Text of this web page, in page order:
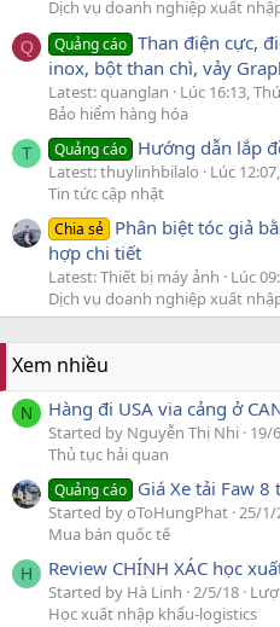
Dịch vụ doanh nghiệp xuất
Q Quảng cáo Than điện cực,
inox, bột than chì, vảy
Latest: quanglan
Lúc 16:13,
Bảo hiểm hàng hóa
T Quảng cáo Hướng dẫn lắp
Latest: thuylinhbilalo
Lúc
Tin tức cập nhật
Chia sẻ Phân biệt tóc giả
hợp chi tiết
Latest: Thiết bị máy ảnh
Lúc
Dịch vụ doanh nghiệp xuất
Xem nhiều
N Hàng đi USA via cảng ở
Started by Nguyễn Thị Nhi 19/
Thủ tục hải quan
Quảng cáo Giá Xe tải Faw
Started by oToHungPhat 25/1/
Mua bán quốc tế
H Review CHÍNH XÁC học
Started by Hà Linh 2/5/18
Học xuất nhập khẩu-logistics